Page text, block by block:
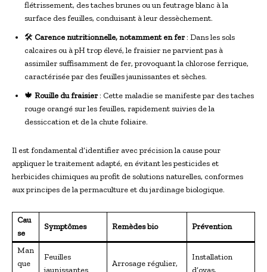
flétrissement, des taches brunes ou un feutrage blanc à la
surface des feuilles, conduisant à leur dessèchement.
🛠️ Carence nutritionnelle, notamment en fer: Dans les sols
calcaires ou à pH trop élevé, le fraisier ne parvient pas à
assimiler suffisamment de fer, provoquant la chlorose ferrique,
caractérisée par des feuilles jaunissantes et sèches.
🍁 Rouille du fraisier: Cette maladie se manifeste par des taches
rouge orangé sur les feuilles, rapidement suivies de la
dessiccation et de la chute foliaire.
Il est fondamental d’identifier avec précision la cause pour
appliquer le traitement adapté, en évitant les pesticides et
herbicides chimiques au profit de solutions naturelles, conformes
aux principes de la permaculture et du jardinage biologique.
Cau
se
Symptômes Remèdes bio Prévention
Man
que
Feuilles
jaunissantes
Arrosage régulier,
Installation
d’oyas,